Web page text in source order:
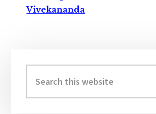
Vivekananda
Sidebar
this
website